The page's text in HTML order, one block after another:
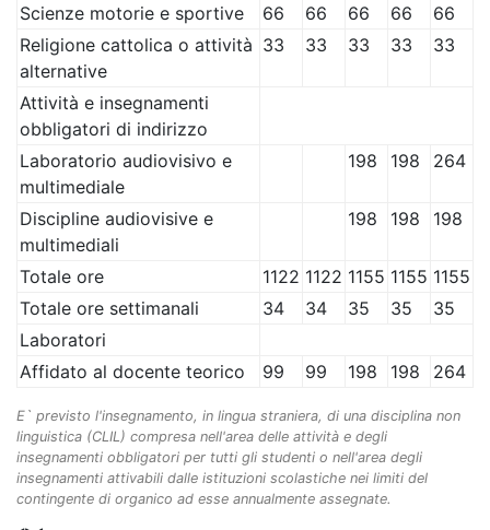
Scienze motorie e sportive 66 66 66 66
66
Religione cattolica o attività
alternative
33 33 33 33 33
Attività e insegnamenti
obbligatori di indirizzo
Laboratorio audiovisivo e
multimediale
198 198 264
Discipline audiovisive e
multimediali
198 198 198
Totale ore 1122 1122 1155 1155 1155
Totale ore settimanali
34 34 35 35
35
Laboratori
Affidato al docente teorico
99 99 198 198 264
E` previsto l'insegnamento, in lingua straniera, di una disciplina non
linguistica (CLIL) compresa nell'area delle attività e degli
insegnamenti obbligatori per tutti gli studenti o nell'area degli
insegnamenti attivabili dalle istituzioni scolastiche nei limiti del
contingente di organico ad esse annualmente assegnate.